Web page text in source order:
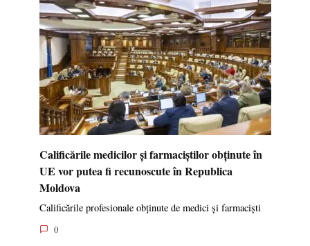
Calificările medicilor și farmaciștilor obținute în
UE vor putea fi recunoscute în Republica
Moldova
Calificările profesionale obținute de medici și farmaciști
0